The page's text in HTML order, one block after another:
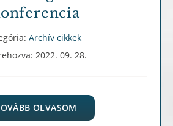
Archív cikkek
2022. 09. 28.
OLVASOM